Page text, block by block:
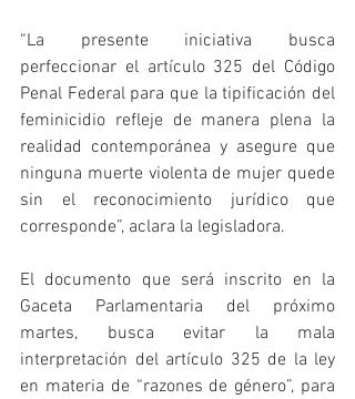
“La presente iniciativa busca
perfeccionar el artículo 325 del Código
Penal Federal para que la tipificación del
feminicidio refleje de manera plena la
realidad contemporánea y asegure que
ninguna muerte violenta de mujer quede
sin el reconocimiento jurídico que
corresponde”, aclara la legisladora.
El documento que será inscrito en la
Gaceta Parlamentaria del próximo
martes, busca evitar la mala
interpretación del artículo 325 de la ley
en materia de “razones de género”, para